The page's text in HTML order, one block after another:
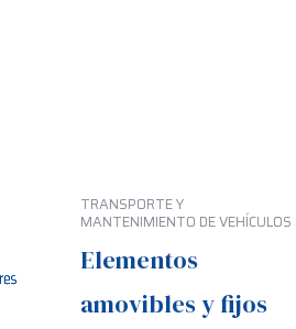
TRANSPORTE Y
MANTENIMIENTO DE VEHÍCULOS
Elementos
amovibles y fijos